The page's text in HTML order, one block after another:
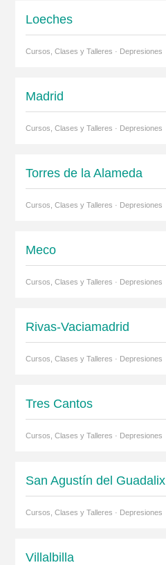
Loeches
Cursos, Clases y Talleres · Depresiones
Madrid
Cursos, Clases y Talleres · Depresiones
Torres de la Alameda
Cursos, Clases y Talleres · Depresiones
Meco
Cursos, Clases y Talleres · Depresiones
Rivas-Vaciamadrid
Cursos, Clases y Talleres · Depresiones
Tres Cantos
Cursos, Clases y Talleres · Depresiones
San Agustín del Guadalix
Cursos, Clases y Talleres · Depresiones
Villalbilla